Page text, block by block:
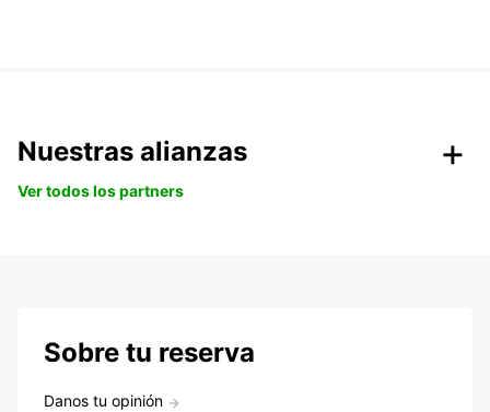
Nuestras alianzas
Ver todos los partners
Sobre tu reserva
Danos tu opinión